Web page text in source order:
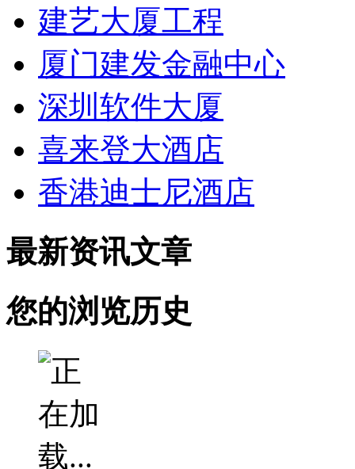
建艺大厦工程
厦门建发金融中心
深圳软件大厦
喜来登大酒店
香港迪士尼酒店
最新资讯文章
您的浏览历史